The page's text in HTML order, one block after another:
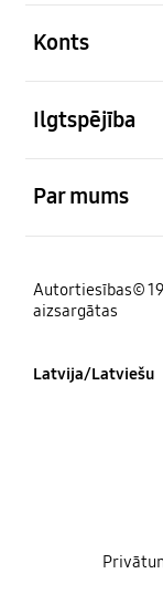
Konts
Ilgtspējība
Par mums
Autortiesības©
aizsargātas
Latvija/Latviešu